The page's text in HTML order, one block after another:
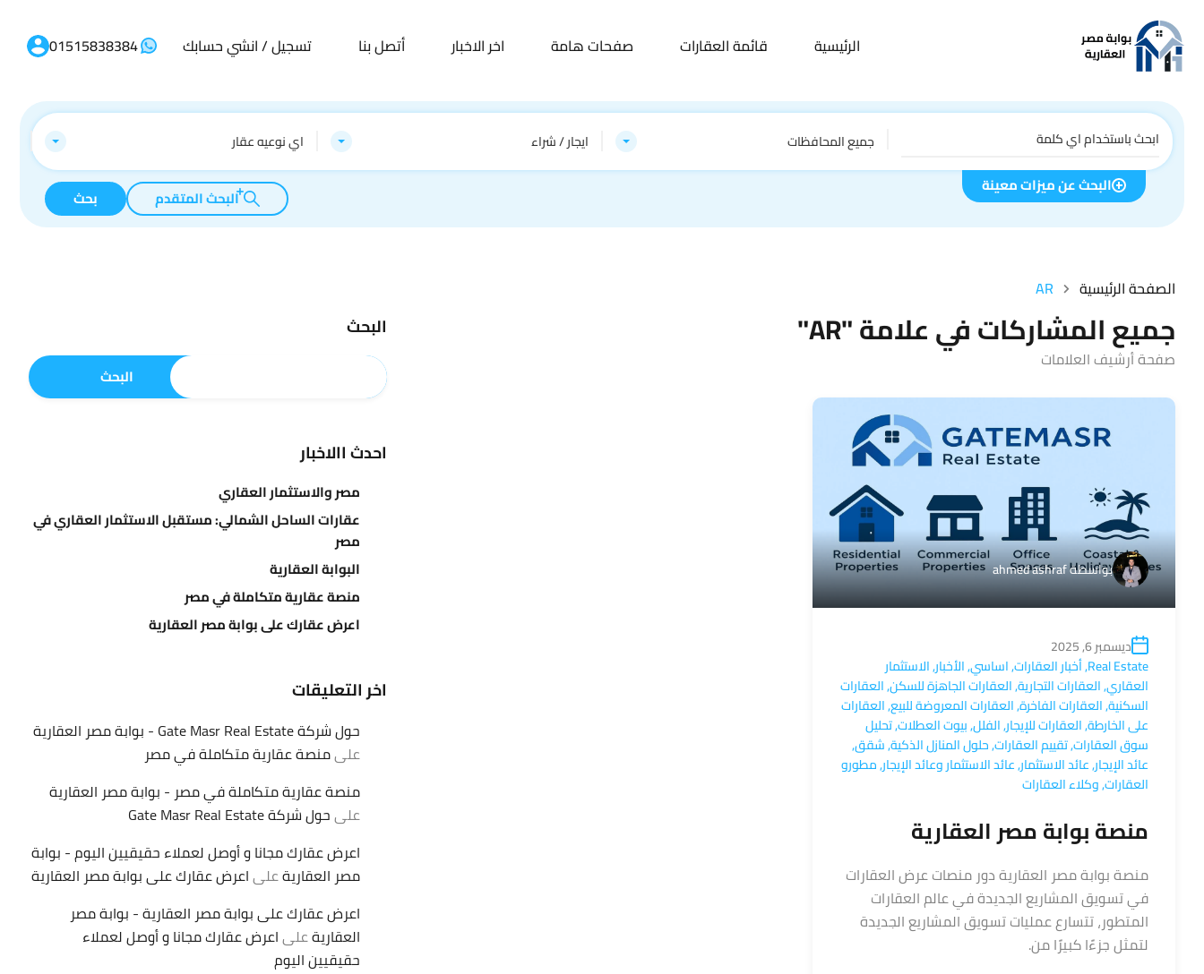
الرئيسية قائمة العقارات صفحات هامة اخر الاخبار أتصل بنا تسجيل / انشي حسابك 01515838384
جميع المحافظات ايجار / شراء اي نوعيه عقار
البحث عن ميزات معينة
البحث المتقدم بحث
الصفحة الرئيسية AR
جميع المشاركات في علامة "AR"
صفحة أرشيف العلامات
بواسطةahmed ashraf
ديسمبر 6, 2025
Real Estate
,أخبار العقارات,اساسي,الأخبار,الاستثمار
العقاري,العقارات التجارية,العقارات الجاهزة للسكن,العقارات
السكنية,العقارات الفاخرة,العقارات المعروضة للبيع,العقارات
على الخارطة,العقارات للإيجار,الفلل,بيوت العطلات,تحليل
سوق العقارات,تقييم العقارات,حلول المنازل الذكية,شقق,
عائد الإيجار,عائد الاستثمار,عائد الاستثمار وعائد الإيجار,مطورو
العقارات,وكلاء العقارات
منصة بوابة مصر العقارية
منصة بوابة مصر العقارية دور منصات عرض العقارات
في تسويق المشاريع الجديدة في عالم العقارات
المتطور، تتسارع عمليات تسويق المشاريع الجديدة
لتمثل جزءًا كبيرًا من.
البحث
البحث
احدث االاخبار
مصر والاستثمار العقاري
عقارات الساحل الشمالي: مستقبل الاستثمار العقاري في
مصر
البوابة العقارية
منصة عقارية متكاملة في مصر
اعرض عقارك على بوابة مصر العقارية
اخر التعليقات
حول شركة Gate Masr Real Estate - بوابة مصر العقارية
علىمنصة عقارية متكاملة في مصر
منصة عقارية متكاملة في مصر - بوابة مصر العقارية
علىحول شركة Gate Masr Real Estate
اعرض عقارك مجانا و أوصل لعملاء حقيقيين اليوم - بوابة
مصر العقاريةعلىاعرض عقارك على بوابة مصر العقارية
اعرض عقارك على بوابة مصر العقارية - بوابة مصر
العقاريةعلىاعرض عقارك مجانا و أوصل لعملاء
حقيقيين اليوم